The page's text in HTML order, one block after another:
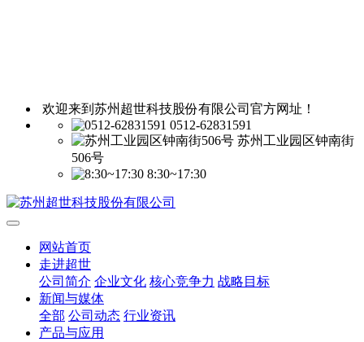
欢迎来到苏州超世科技股份有限公司官方网址！
0512-62831591
苏州工业园区钟南街
506号
8:30~17:30
网站首页
走进超世
公司简介 企业文化 核心竞争力 战略目标
新闻与媒体
全部 公司动态 行业资讯
产品与应用